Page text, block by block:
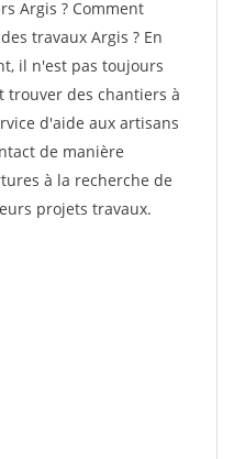
Argis ? Comment
travaux Argis ? En
il n'est pas toujours
trouver des chantiers à
d'aide aux artisans
de manière
à la recherche de
projets travaux.